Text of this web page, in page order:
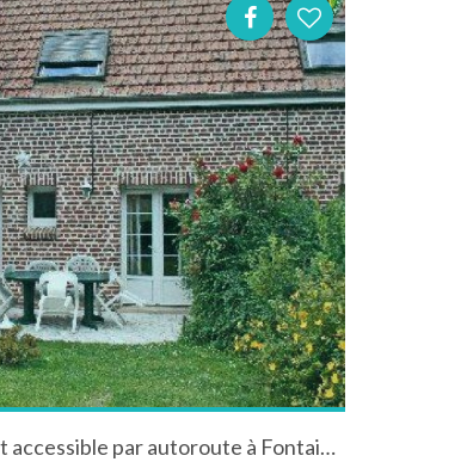
Gîte 3 épis en campagne, facilement accessible par autoroute à Fontaine-lès-Croisilles